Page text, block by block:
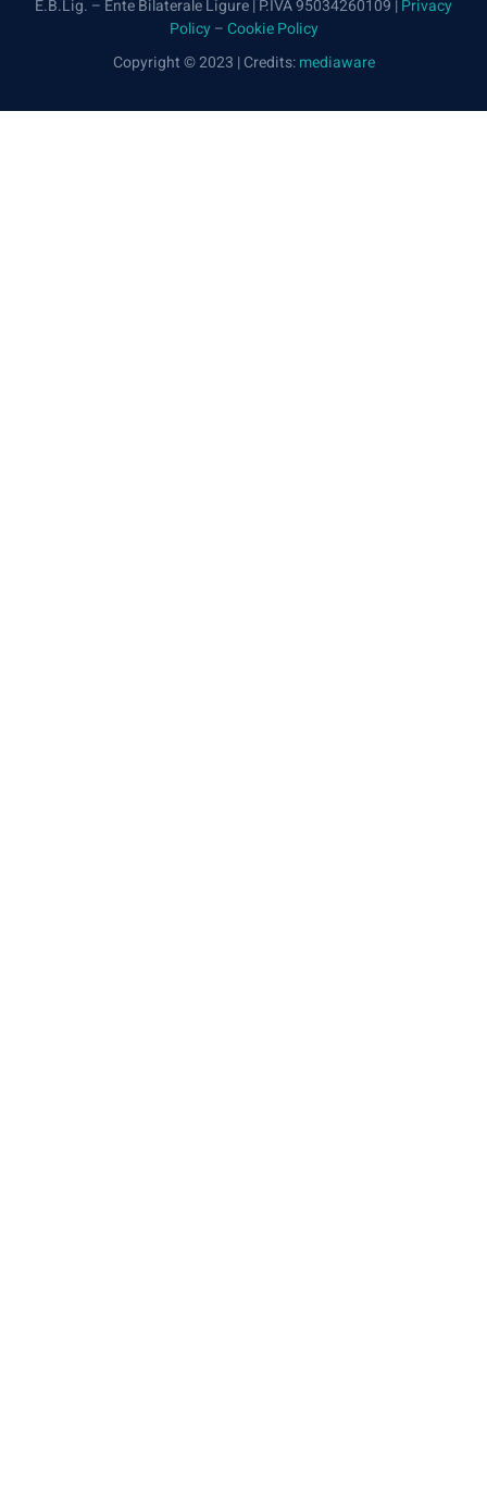
E.B.Lig. – Ente Bilaterale Ligure | P.IVA 95034260109 |Privacy
Policy –Cookie Policy
Copyright © 2023 | Credits:mediaware